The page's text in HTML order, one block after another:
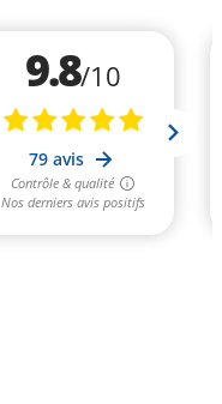
9.8/10
79 avis
Contrôle & qualité
Nos derniers avis positifs